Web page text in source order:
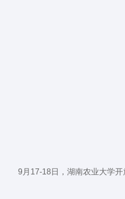
9月17-18日，湖南农业大学开